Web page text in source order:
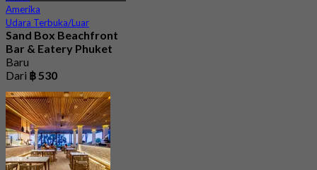
Amerika
Udara Terbuka/Luar
Sand Box Beachfront
Bar & Eatery Phuket
Baru
Dari ฿ 530